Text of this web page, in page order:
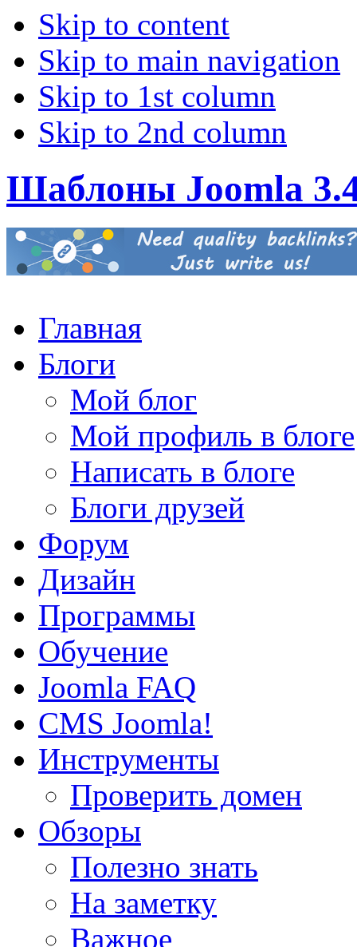
Skip to content
Skip to main navigation
Skip to 1st column
Skip to 2nd column
Шаблоны Joomla
Главная
Блоги
Мой блог
Мой профиль в блоге
Написать в блоге
Блоги друзей
Форум
Дизайн
Программы
Обучение
Joomla FAQ
CMS Joomla!
Инструменты
Проверить домен
Обзоры
Полезно знать
На заметку
Важное